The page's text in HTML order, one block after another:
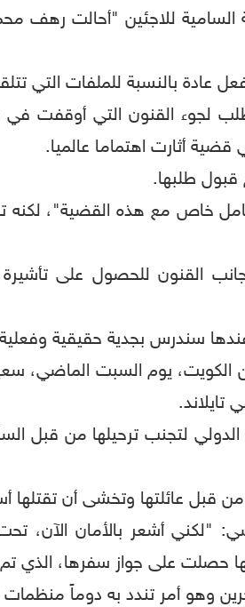
السامية للاجئين "أحالت رهف
عادة بالنسبة للملفات التي
طلب لجوء القنون التي
أثارت اهتماما عالميا.
طلبها.
خاص مع هذه القضية"،
القنون للحصول على تأشيرة
سندرس بجدية حقيقية وفعلية
قادمة من الكويت، يوم السبت
لتجنب ترحيلها من قبل
عائلتها وتخشى أن تقتلها
"لكني أشعر بالأمان الآن،
أنها حصلت على جواز سفرها،
وهو أمر تندد به دوماً